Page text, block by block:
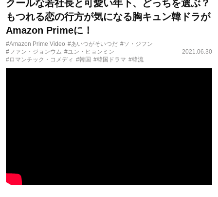
クールな若社長と可愛い年下、どっちを選ぶ？
もつれる恋の行方が気になる胸キュン韓ドラが
Amazon Primeに！
#Amazon Prime Video #あいつがそいつだ #ソ・ジフン
#ファン・ジョンウム #ユン・ヒョンミン
#ロマンチック・コメディ #韓国 #韓国ドラマ #韓流
2021.06.30